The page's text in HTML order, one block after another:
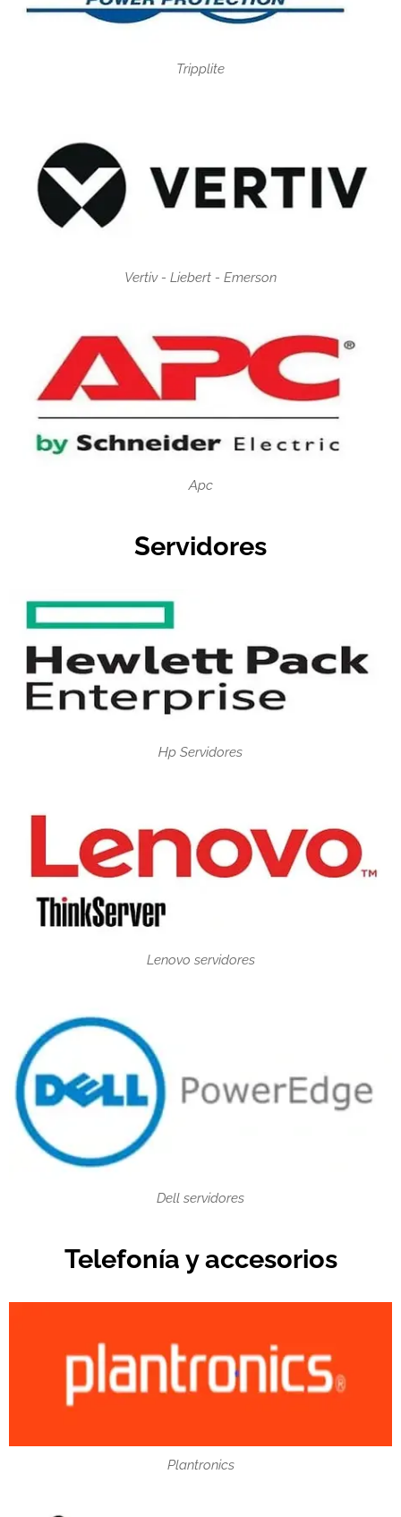
Tripplite
Vertiv - Liebert - Emerson
Apc
Servidores
Hp Servidores
Lenovo servidores
Dell servidores
Telefonía y accesorios
Plantronics